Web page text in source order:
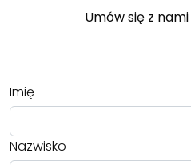
Umów się z
Imię
Nazwisko